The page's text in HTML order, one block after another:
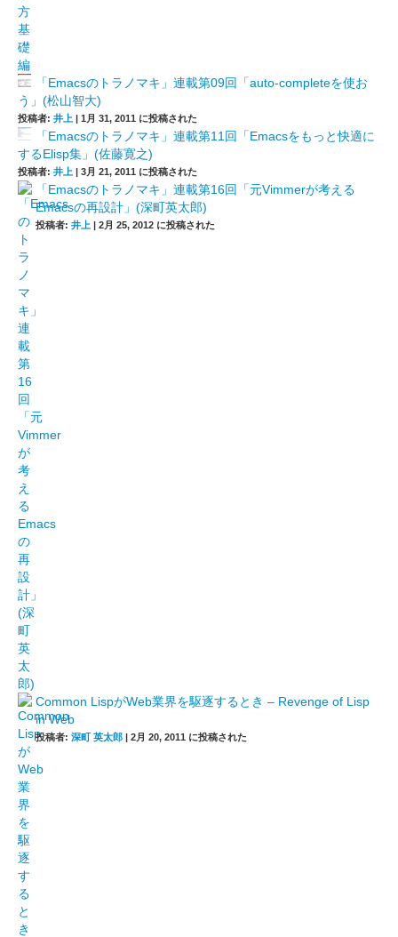
「Emacsのトラノマキ」連載第09回「auto-completeを使お
う」(松山智大)
投稿者: 井上 | 1月 31, 2011 に投稿された
「Emacsのトラノマキ」連載第11回「Emacsをもっと快適に
するElisp集」(佐藤寛之)
投稿者: 井上 | 3月 21, 2011 に投稿された
「Emacsのトラノマキ」連載第16回「元Vimmerが考える
Emacsの再設計」(深町英太郎)
投稿者: 井上 | 2月 25, 2012 に投稿された
Common LispがWeb業界を駆逐するとき – Revenge of Lisp
in Web
投稿者: 深町 英太郎 | 2月 20, 2011 に投稿された